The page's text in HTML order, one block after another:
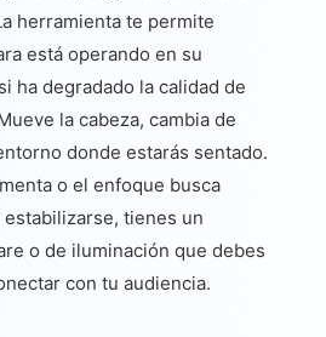
herramienta te permite
está operando en su
ha degradado la calidad de
la cabeza, cambia de
donde estarás sentado.
o el enfoque busca
tienes un
o de iluminación que debes
con tu audiencia.